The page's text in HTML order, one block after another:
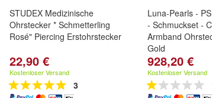
STUDEX Medizinische
Ohrstecker * Schmetterling
Rosé" Piercing Erstohrstecker
22,90 €
Kostenloser Versand
3
Luna-Pearls -
- Schmuckset -
Armband
Gold
Gold: Oro bianco
928,20 €
Kostenloser Versand